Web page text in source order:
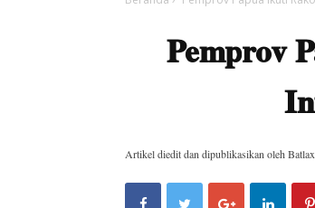
Pemprov
Artikel diedit dan dipublikasikan oleh